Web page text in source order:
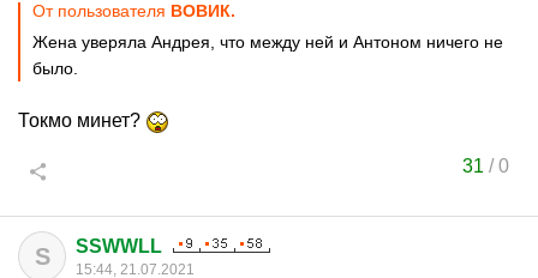
От пользователя ВОВИК.
Жена уверяла Андрея, что между ней и Антоном ничего не
было.
Токмо минет?
31 /0
S SSWWLL
15:44, 21.07.2021